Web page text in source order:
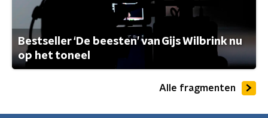
Bestseller ‘De beesten’ van Gijs Wilbrink nu
op het toneel
Alle fragmenten